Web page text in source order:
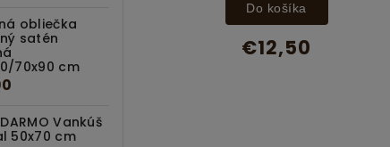
obliečka
satén
70x90 cm
Vankúš
50x70 cm
€12,50
Do košíka